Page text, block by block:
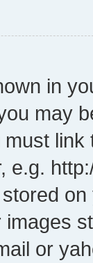
in
may
e.g.
or